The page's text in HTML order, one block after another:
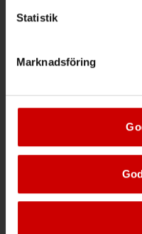
Statistik
Marknadsföring
Mer
Bli